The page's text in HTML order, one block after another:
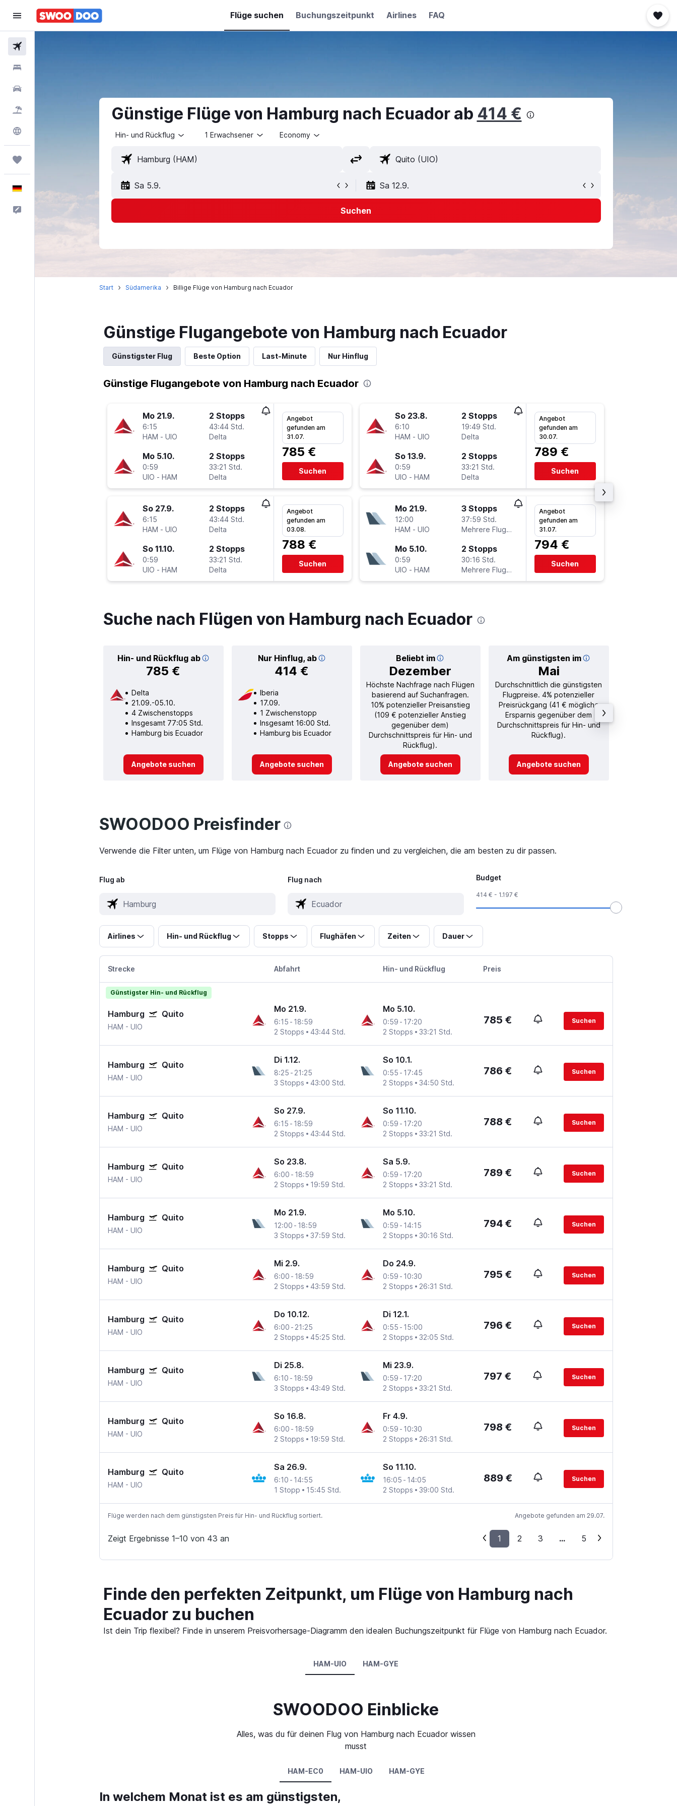
Flüge suchen Buchungszeitpunkt Airlines FAQ
Günstige Flüge von Hamburg nach Ecuador ab 414 €
Hin- und Rückflug 1 Erwachsener Economy
Sa 5.9. Sa 12.9.
Suchen
Start Südamerika Billige Flüge von Hamburg nach Ecuador
Günstige Flugangebote von Hamburg nach Ecuador
Günstigster Flug Beste Option Last-Minute Nur Hinflug
Günstige Flugangebote von Hamburg nach Ecuador
Mo 21.9.
6:15
HAM - UIO
2 Stopps
43:44 Std.
Delta
Mo 5.10.
0:59
UIO - HAM
2 Stopps
33:21 Std.
Delta
Angebot
gefunden am
31.07.
785 €
Suchen
So 27.9.
6:15
HAM - UIO
2 Stopps
43:44 Std.
Delta
So 11.10.
0:59
UIO - HAM
2 Stopps
33:21 Std.
Delta
Angebot
gefunden am
03.08.
788 €
Suchen
So 23.8.
6:10
HAM - UIO
2 Stopps
19:49 Std.
Delta
So 13.9.
0:59
UIO - HAM
2 Stopps
33:21 Std.
Delta
Angebot
gefunden am
30.07.
789 €
Suchen
Mo 21.9.
12:00
HAM - UIO
3 Stopps
37:59 Std.
Mehrere Fluglinien
Mo 5.10.
0:59
UIO - HAM
2 Stopps
30:16 Std.
Mehrere Fluglinien
Angebot
gefunden am
31.07.
794 €
Suchen
Suche nach Flügen von Hamburg nach Ecuador
Hin- und Rückflug ab
785 €
Nur Hinflug, ab
414 €
Beliebt im
Dezember
Am günstigsten im
Mai
Delta
21.09.-05.10.
4 Zwischenstopps
Insgesamt 77:05 Std.
Hamburg bis Ecuador
Angebote suchen
Iberia
17.09.
1 Zwischenstopp
Insgesamt 16:00 Std.
Hamburg bis Ecuador
Angebote suchen
Höchste Nachfrage nach Flügen
basierend auf Suchanfragen.
10% potenzieller Preisanstieg
(109 € potenzieller Anstieg
gegenüber dem)
Durchschnittspreis für Hin- und
Rückflug).
Angebote suchen
Durchschnittlich die günstigsten
Flugpreise. 4% potenzieller
Preisrückgang (41 € mögliche
Ersparnis gegenüber dem
Durchschnittspreis für Hin- und
Rückflug).
Angebote suchen
SWOODOO Preisfinder
Verwende die Filter unten, um Flüge von Hamburg nach Ecuador zu finden und zu vergleichen, die am besten zu dir passen.
Flug ab Flug nach Budget
414 € - 1.197 €
Airlines Hin- und Rückflug Stopps Flughäfen Zeiten Dauer
Strecke Abfahrt Hin- und Rückflug Preis
Günstigster Hin- und Rückflug
Hamburg Quito
HAM - UIO
Mo 21.9.
6:15 - 18:59
2 Stopps
43:44 Std.
Mo 5.10.
0:59 - 17:20
2 Stopps
33:21 Std.
785 € Suchen
Hamburg Quito
HAM - UIO
Di 1.12.
8:25 - 21:25
3 Stopps
43:00 Std.
So 10.1.
0:55 - 17:45
2 Stopps
34:50 Std.
786 € Suchen
Hamburg Quito
HAM - UIO
So 27.9.
6:15 - 18:59
2 Stopps
43:44 Std.
So 11.10.
0:59 - 17:20
2 Stopps
33:21 Std.
788 € Suchen
Hamburg Quito
HAM - UIO
So 23.8.
6:00 - 18:59
2 Stopps
19:59 Std.
Sa 5.9.
0:59 - 17:20
2 Stopps
33:21 Std.
789 € Suchen
Hamburg Quito
HAM - UIO
Mo 21.9.
12:00 - 18:59
3 Stopps
37:59 Std.
Mo 5.10.
0:59 - 14:15
2 Stopps
30:16 Std.
794 € Suchen
Hamburg Quito
HAM - UIO
Mi 2.9.
6:00 - 18:59
2 Stopps
43:59 Std.
Do 24.9.
0:59 - 10:30
2 Stopps
26:31 Std.
795 € Suchen
Hamburg Quito
HAM - UIO
Do 10.12.
6:00 - 21:25
2 Stopps
45:25 Std.
Di 12.1.
0:55 - 15:00
2 Stopps
32:05 Std.
796 € Suchen
Hamburg Quito
HAM - UIO
Di 25.8.
6:10 - 18:59
3 Stopps
43:49 Std.
Mi 23.9.
0:59 - 17:20
2 Stopps
33:21 Std.
797 € Suchen
Hamburg Quito
HAM - UIO
So 16.8.
6:00 - 18:59
2 Stopps
19:59 Std.
Fr 4.9.
0:59 - 10:30
2 Stopps
26:31 Std.
798 € Suchen
Hamburg Quito
HAM - UIO
Sa 26.9.
6:10 - 14:55
1 Stopp
15:45 Std.
So 11.10.
16:05 - 14:05
2 Stopps
39:00 Std.
889 € Suchen
Flüge werden nach dem günstigsten Preis für Hin- und Rückflug sortiert. Angebote gefunden am 29.07.
Zeigt Ergebnisse 1–10 von 43 an 1 2 3 ... 5
Finde den perfekten Zeitpunkt, um Flüge von Hamburg nach
Ecuador zu buchen
Ist dein Trip flexibel? Finde in unserem Preisvorhersage-Diagramm den idealen Buchungszeitpunkt für Flüge von Hamburg nach Ecuador.
HAM-UIO HAM-GYE
SWOODOO Einblicke
Alles, was du für deinen Flug von Hamburg nach Ecuador wissen
musst
HAM-EC0 HAM-UIO HAM-GYE
In welchem Monat ist es am günstigsten,